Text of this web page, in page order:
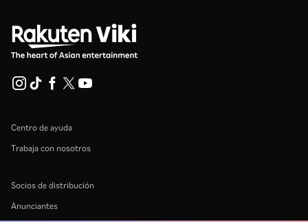
Centro de ayuda
Trabaja con nosotros
Socios de distribución
Anunciantes